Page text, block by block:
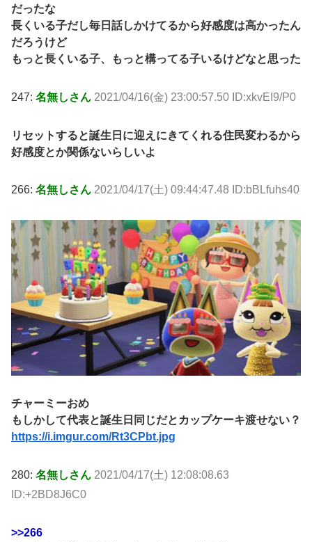
だったな
長くいる子だし毎日話しかけてるから好感度は高かったん
だろうけど
もっと長くいる子、もっと構ってる子いるけどなと思った
247: 名無しさん 2021/04/16(金) 23:00:57.50 ID:xkvEI9/P0
リセットすると誕生日に迎えにきてくれる住民変わるから
好感度とか関係ないらしいよ
266: 名無しさん 2021/04/17(土) 09:44:47.48 ID:bBLfuhs40
チャーミーおめ
もしかして代表と誕生日同じだとカップケーキ渡せない？
https://i.imgur.com/Rt3CPbt.jpg
280: 名無しさん 2021/04/17(土) 12:08:08.63
ID:+2BD8J6C0
>>266